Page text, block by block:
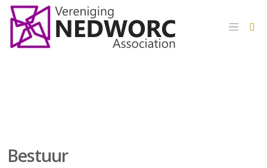
Bestuur